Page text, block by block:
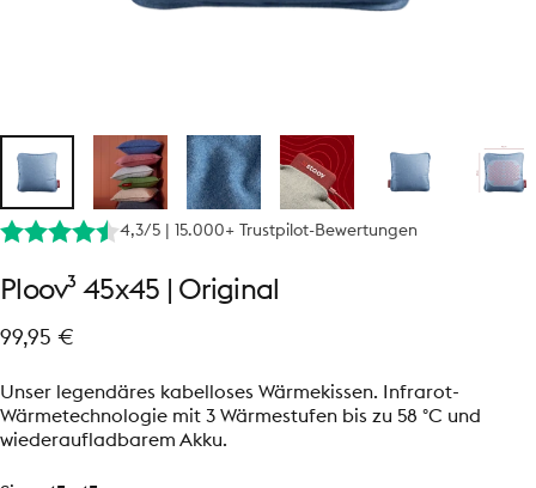
4,3/5 | 15.000+ Trustpilot-Bewertungen
Ploov³ 45x45 Original
99,95 €
Unser legendäres kabelloses Wärmekissen. Infrarot-
Wärmetechnologie mit 3 Wärmestufen bis zu 58 °C und
wiederaufladbarem Akku.